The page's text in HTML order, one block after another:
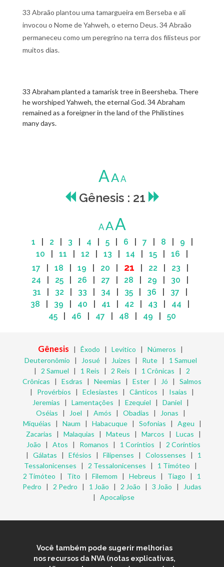
33 Abraão plantou uma tamargueira em Berseba e ali
invocou o Nome de Yahweh, o eterno Deus. 34 Abraão
permaneceu como um peregrino na terra dos filisteus por
muitos dias.
33 Abraham planted a tamarisk tree in Beersheba. There
he worshiped Yahweh, the eternal God. 34 Abraham
remained as a foreigner in the land of the Philistines
many days.
AAA
Gênesis : 21
AAA
1 2 3 4 5| 6 7 8 9
10
11 12 13 14 15 16
17
18 19 20 21 22 23
24
25 26 27 28 29 30
31
32 33 34 35 36 37
38
39 40 41 42 43 44
45| 46 47 48 49 50
Gênesis | Êxodo | Levítico | Números |
Deuteronômio | Josué| Juízes | Rute| 1 Samuel
| 2 Samuel | 1 Reis | 2 Reis | 1 Crônicas | 2
Crônicas | Esdras | Neemias | Ester | Jó | Salmos
| Provérbios | Eclesiastes | Cânticos | Isaías |
Jeremias | Lamentações | Ezequiel | Daniel |
Oséias | Joel | Amós | Obadias | Jonas |
Miquéias | Naum | Habacuque| Sofonias | Ageu |
Zacarias | Malaquias | Mateus | Marcos | Lucas |
João | Atos | Romanos | 1 Coríntios | 2 Coríntios
| Gálatas | Efésios | Filipenses | Colossenses | 1
Tessalonicenses | 2 Tessalonicenses | 1 Timóteo |
2 Timóteo | Tito | Filemom | Hebreus | Tiago | 1
Pedro | 2 Pedro | 1 João | 2 João | 3 João |
Judas
| Apocalipse
Você também pode sugerir melhorias
nos recursos da NVA (notas explicativas,